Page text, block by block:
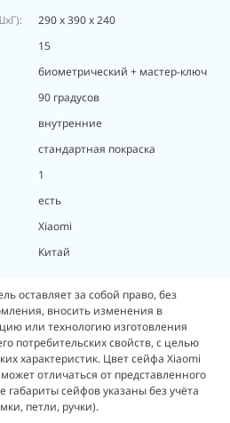
290 х 390 х 240
15
биометрический + мастер-ключ
90 градусов
внутренние
стандартная покраска
1
есть
Xiaomi
Китай
оставляет за собой право, без
вносить изменения в
или технологию изготовления
потребительских свойств, с целью
характеристик. Цвет сейфа Xiaomi
может отличаться от представленного
сейфов указаны без учёта
петли, ручки).